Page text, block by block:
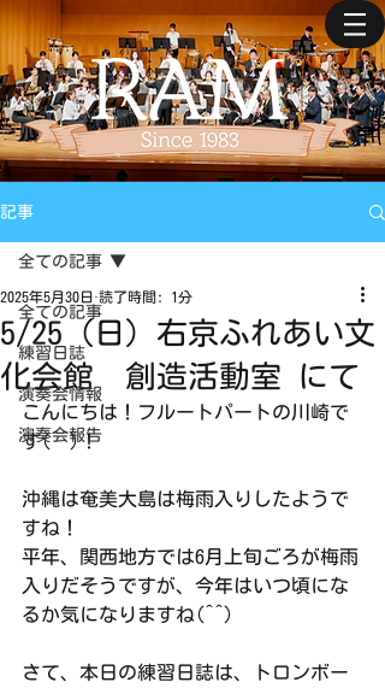
記事
全ての記事
練習日誌
演奏会情報
演奏会報告
全ての記事
5/25（日）右京ふれあい文
化会館 創造活動室 にて
2025年5月30日 読了時間: 1分
こんにちは！フルートパートの川崎で
す(^^)！
沖縄は奄美大島は梅雨入りしたようで
すね！
平年、関西地方では6月上旬ごろが梅雨
入りだそうですが、今年はいつ頃にな
るか気になりますね(^^)
さて、本日の練習日誌は、トロンボー